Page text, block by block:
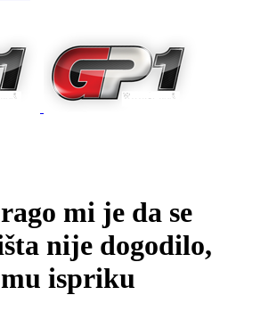
mi je da se
nije dogodilo,
ispriku